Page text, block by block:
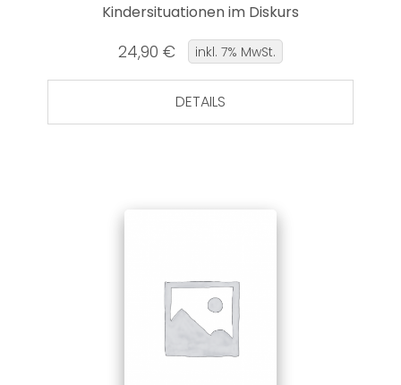
Kindersituationen im Diskurs
24,90 € inkl. 7% MwSt.
DETAILS